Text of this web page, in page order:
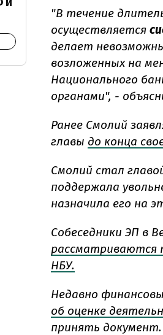
"В течение
осуществляется
делает
возложенных на
Национального
органами", -
Ранее Смолий
главы до конца
Смолий стал
поддержала
назначила его на
Собеседники ЭП в
рассматриваются
НБУ.
Недавно
об оценке
принять